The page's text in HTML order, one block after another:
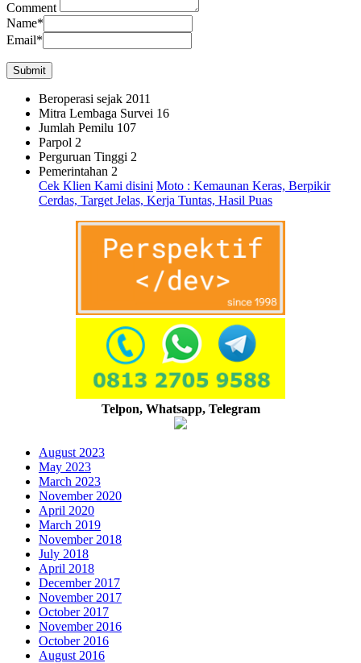
Comment
Name*
Email*
Beroperasi sejak 2011
Mitra Lembaga Survei 16
Jumlah Pemilu 107
Parpol 2
Perguruan Tinggi 2
Pemerintahan 2
Cek Klien Kami disini Moto : Kemaunan Keras, Berpikir
Cerdas, Target Jelas, Kerja Tuntas, Hasil Puas
Telpon, Whatsapp, Telegram
August 2023
May 2023
March 2023
November 2020
April 2020
March 2019
November 2018
July 2018
April 2018
December 2017
November 2017
October 2017
November 2016
October 2016
August 2016